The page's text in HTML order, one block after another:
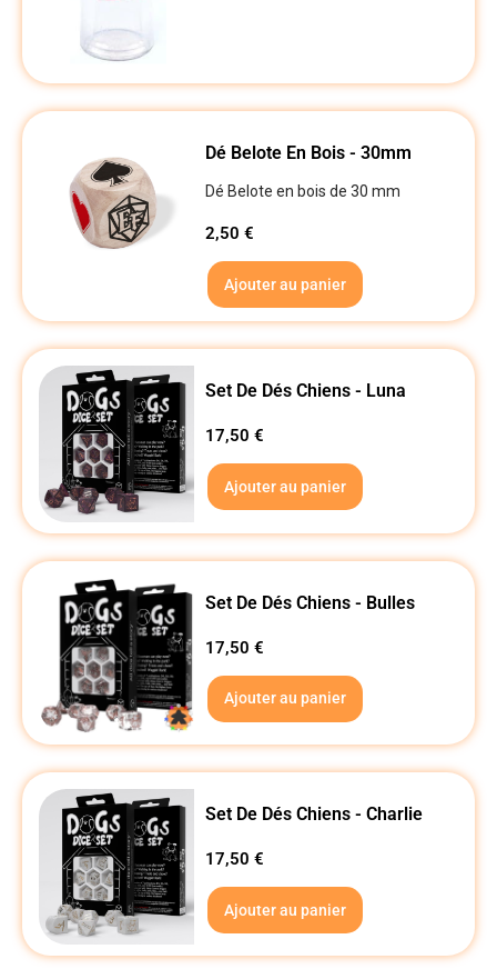
Dé Belote En Bois - 30mm
Dé Belote en bois de 30 mm
2,50€
Ajouter au panier
Set De Dés Chiens - Luna
17,50€
Ajouter au panier
Set De Dés Chiens - Bulles
17,50€
Ajouter au panier
Set De Dés Chiens - Charlie
17,50€
Ajouter au panier